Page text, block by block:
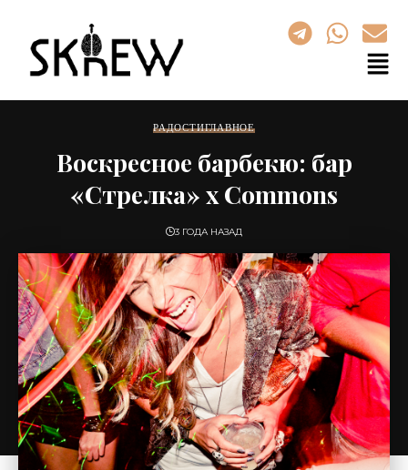
РАДОСТИГЛАВНОЕ
Воскресное барбекю: бар
«Стрелка» x Commons
3 ГОДА НАЗАД